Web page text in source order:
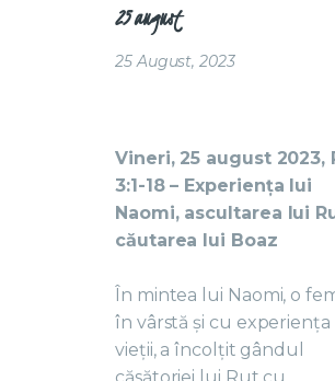
CONTACT
25 august
25 August, 2023
Vineri, 25 august 2023,
3:1-18 – Experiența lui
Naomi, ascultarea lui
căutarea lui Boaz
În mintea lui Naomi, o
în vârstă și cu experiența
vieții, a încolțit gândul